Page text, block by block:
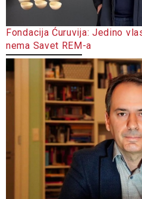
Fondacija Ćuruvija: Jedino
nema Savet REM-a